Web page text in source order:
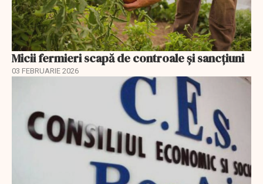
Micii fermieri scapă de controale și sancțiuni
03 FEBRUARIE 2026